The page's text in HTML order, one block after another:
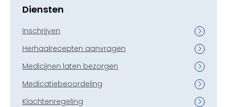
Diensten
Inschrijven
Herhaalrecepten aanvragen
Medicijnen laten bezorgen
Medicatiebeoordeling
Klachtenregeling